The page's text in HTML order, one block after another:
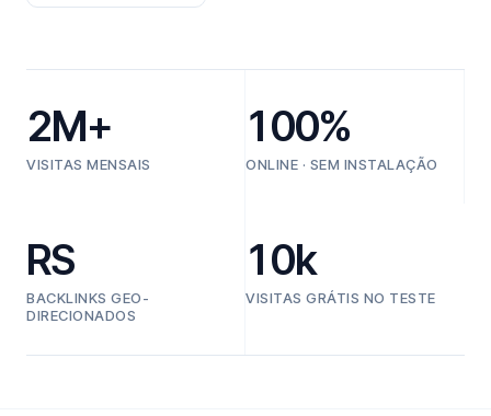
2M+
VISITAS MENSAIS
100%
ONLINE · SEM INSTALAÇÃO
RS
BACKLINKS GEO-
DIRECIONADOS
10k
VISITAS GRÁTIS NO TESTE